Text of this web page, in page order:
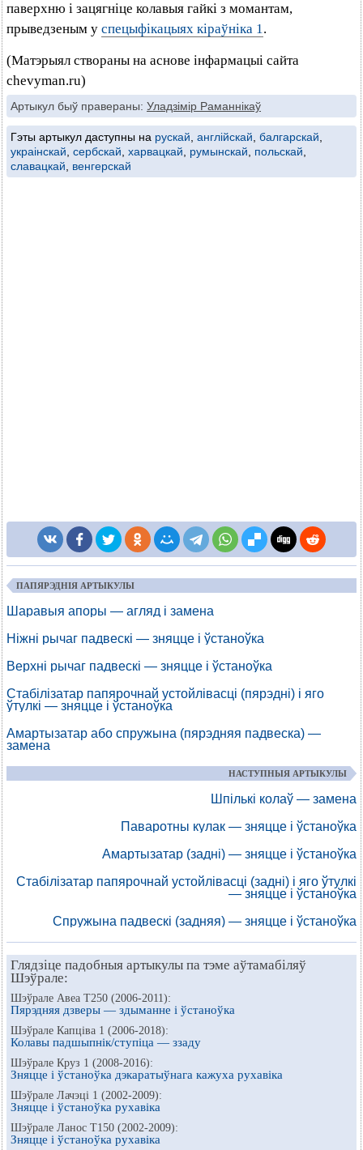
паверхню і зацягніце колавыя гайкі з момантам,
прыведзеным у спецыфікацыях кіраўніка 1.
(Матэрыял створаны на аснове інфармацыі сайта
chevyman.ru)
Артыкул быў правераны: Уладзімір Раманнікаў
Гэты артыкул даступны на рускай англійскай балгарскай
украінскай сербскай харвацкай румынскай польскай
славацкай
венгерскай
ПАПЯРЭДНІЯ АРТЫКУЛЫ
Шаравыя апоры — агляд і замена
Ніжні рычаг падвескі — зняцце і ўстаноўка
Верхні рычаг падвескі — зняцце і ўстаноўка
Стабілізатар папярочнай устойлівасці (пярэдні) і яго
ўтулкі — зняцце і ўстаноўка
Амартызатар або спружына (пярэдняя падвеска) —
замена
НАСТУПНЫЯ АРТЫКУЛЫ
Шпількі колаў — замена
Паваротны кулак — зняцце і ўстаноўка
Амартызатар (задні) — зняцце і ўстаноўка
Стабілізатар папярочнай устойлівасці (задні) і яго ўтулкі
— зняцце і ўстаноўка
Спружына падвескі (задняя) — зняцце і ўстаноўка
Глядзіце падобныя артыкулы па тэме аўтамабіляў
Шэўрале:
Шэўрале Авеа Т250 (2006-2011):
Пярэдняя дзверы — здыманне і ўстаноўка
Шэўрале Капціва 1 (2006-2018):
Колавы падшыпнік/ступіца — ззаду
Шэўрале Круз 1 (2008-2016):
Зняцце і ўстаноўка дэкаратыўнага кажуха рухавіка
Шэўрале Лачэці 1 (2002-2009):
Зняцце і ўстаноўка рухавіка
Шэўрале Ланос Т150 (2002-2009):
Зняцце і ўстаноўка рухавіка